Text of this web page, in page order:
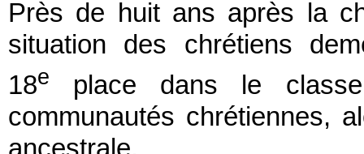
Près de huit ans après la
situation des chrétiens
18e
place dans le
communautés chrétiennes,